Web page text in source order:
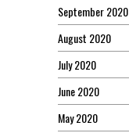
September 2020
August 2020
July 2020
June 2020
May 2020